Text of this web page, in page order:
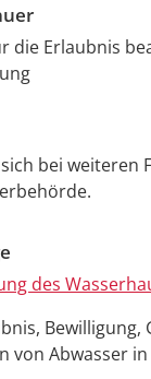
die Erlaubnis
bei weiteren
des
von Abwasser